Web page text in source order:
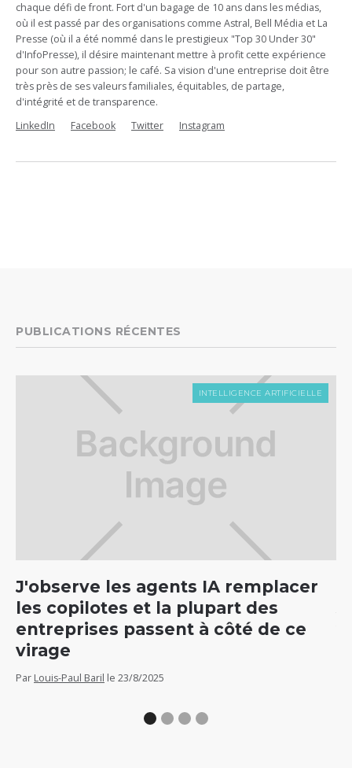
chaque défi de front. Fort d'un bagage de 10 ans dans les médias,
où il est passé par des organisations comme Astral, Bell Média et La
Presse (où il a été nommé dans le prestigieux "Top 30 Under 30"
d'InfoPresse), il désire maintenant mettre à profit cette expérience
pour son autre passion; le café. Sa vision d'une entreprise doit être
très près de ses valeurs familiales, équitables, de partage,
d'intégrité et de transparence.
LinkedIn
Facebook Twitter Instagram
PUBLICATIONS RÉCENTES
INTELLIGENCE ARTIFICIELLE
J'observe les agents IA remplacer
les copilotes et la plupart des
entreprises passent à côté de ce
virage
Par Louis-Paul Baril le 23/8/2025